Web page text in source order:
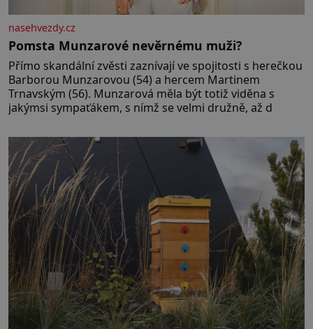
nasehvezdy.cz
Pomsta Munzarové nevěrnému muži?
Přímo skandální zvěsti zaznívají ve spojitosti s herečkou
Barborou Munzarovou (54) a hercem Martinem
Trnavským (56). Munzarová měla být totiž viděna s
jakýmsi sympaťákem, s nímž se velmi družně, až d